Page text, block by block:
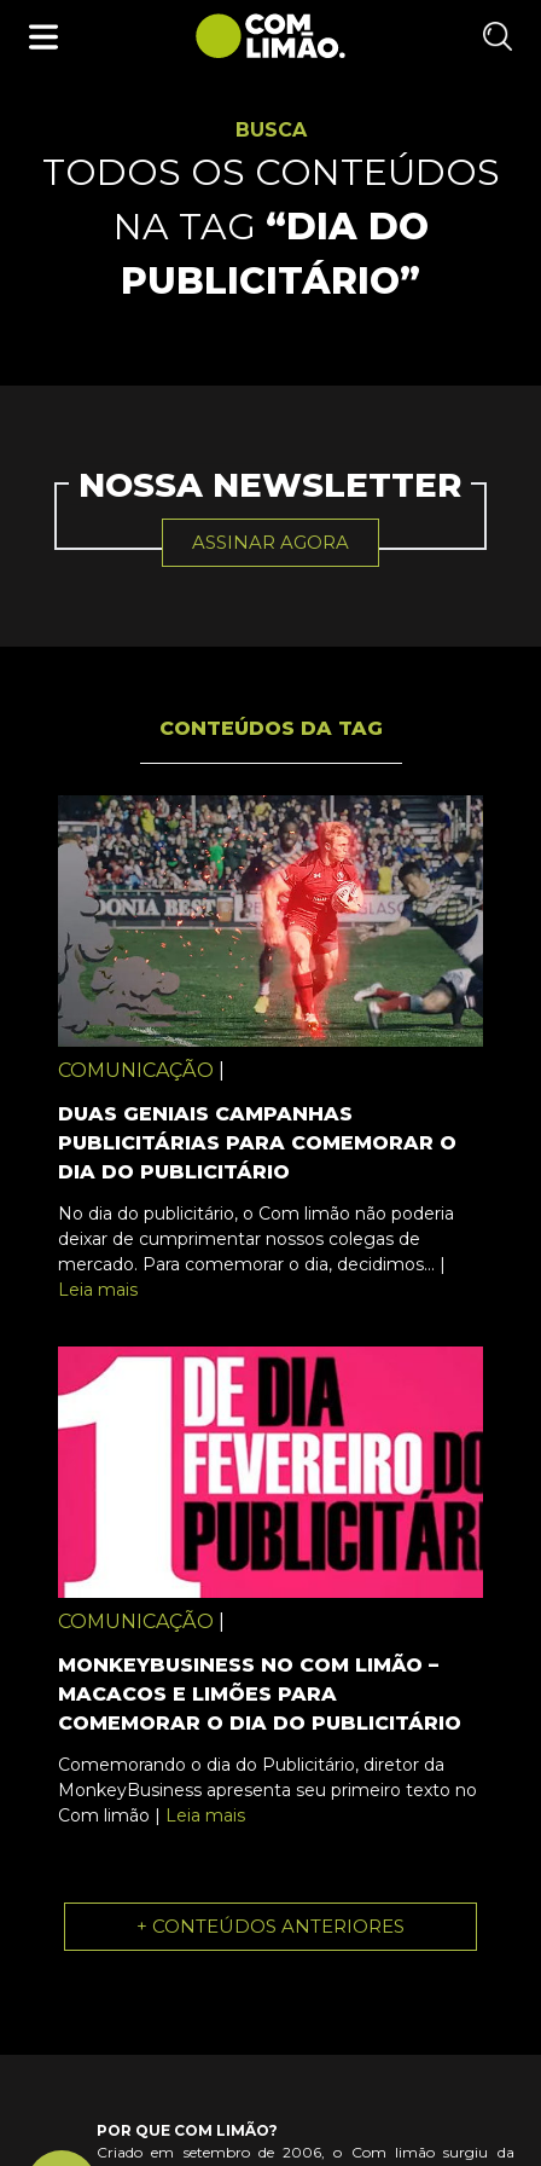
BUSCA
TODOS OS CONTEÚDOS
NA TAG “DIA DO
PUBLICITÁRIO”
NOSSA NEWSLETTER
ASSINAR AGORA
CONTEÚDOS DA TAG
COMUNICAÇÃO
DUAS GENIAIS CAMPANHAS
PUBLICITÁRIAS PARA COMEMORAR O
DIA DO PUBLICITÁRIO
No dia do publicitário, o Com limão não poderia
deixar de cumprimentar nossos colegas de
mercado. Para comemorar o dia, decidimos... |
Leia mais
COMUNICAÇÃO
MONKEYBUSINESS NO COM LIMÃO –
MACACOS E LIMÕES PARA
COMEMORAR O DIA DO PUBLICITÁRIO
Comemorando o dia do Publicitário, diretor da
MonkeyBusiness apresenta seu primeiro texto no
Com limão | Leia mais
+ CONTEÚDOS ANTERIORES
POR QUE COM LIMÃO?
Criado em setembro de 2006, o Com limão surgiu da